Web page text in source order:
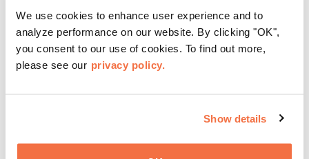
We use cookies to enhance user experience and to
analyze performance on our website. By clicking "OK",
you consent to our use of cookies. To find out more,
please see our privacy policy.
Show details